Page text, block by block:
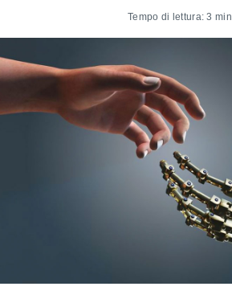
Tempo di lettura: 3 min